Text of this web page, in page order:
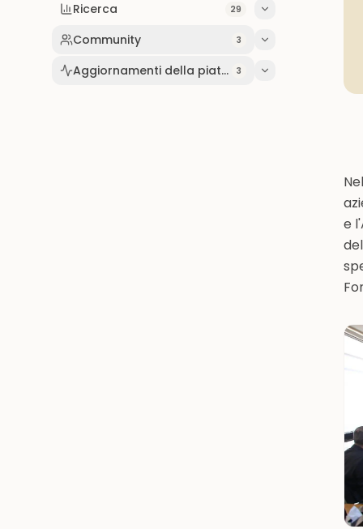
Ricerca 29
Community 3
Aggiornamenti della piattaforma
3
e